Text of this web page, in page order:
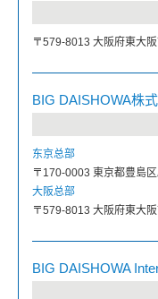
〒579-8013 大阪府東大
BIG DAISHOWA株
东京总部
〒170-0003 東京都豊島
大阪总部
〒579-8013 大阪府東大
BIG DAISHOWA